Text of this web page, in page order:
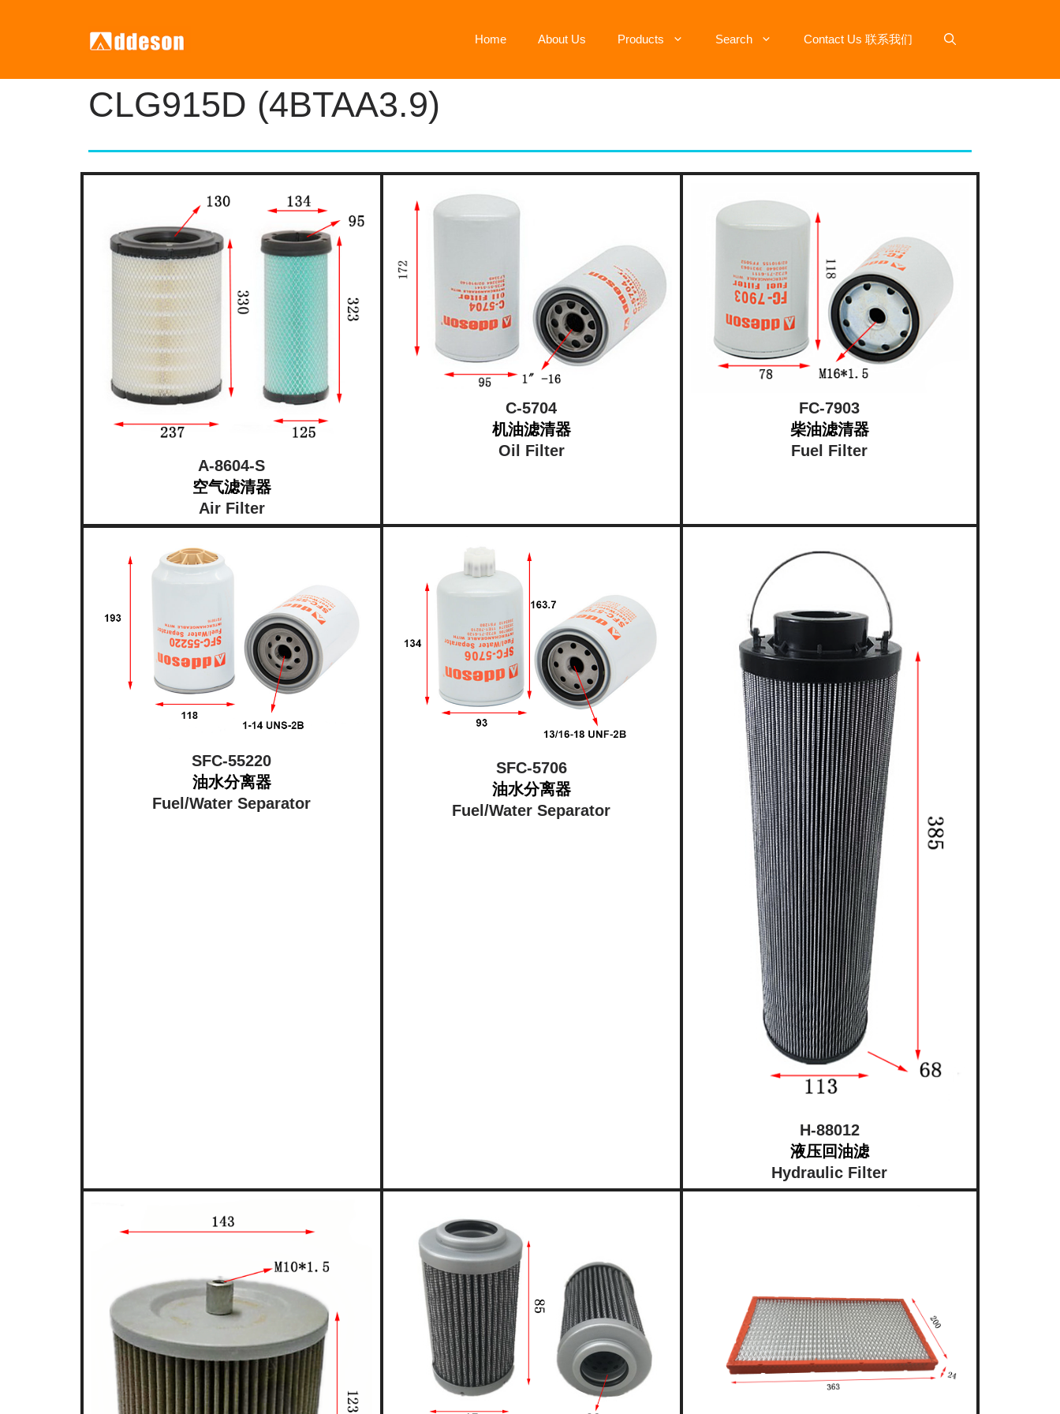
Home About Us Products Search Contact Us 联系我们
CLG915D (4BTAA3.9)
A-8604-S
空气滤清器
Air Filter
C-5704
机油滤清器
Oil Filter
FC-7903
柴油滤清器
Fuel Filter
SFC-55220
油水分离器
Fuel/Water Separator
SFC-5706
油水分离器
Fuel/Water Separator​
H-88012
液压回油滤
Hydraulic Filter